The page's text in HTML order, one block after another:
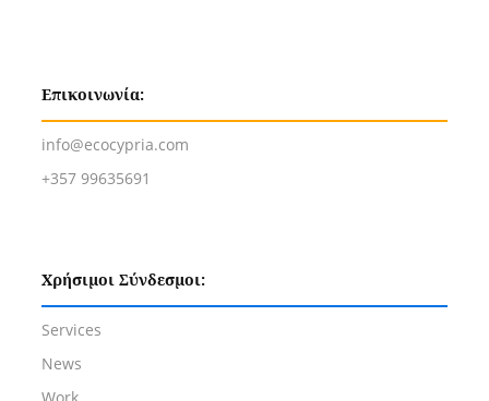
Επικοινωνία:
info@ecocypria.com
+357 99635691
Χρήσιμοι Σύνδεσμοι:
Services
News